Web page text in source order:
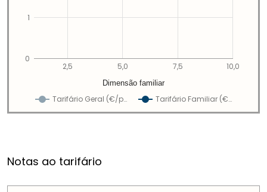
Tarifário Geral (€/p… Tarifário Familiar (€…
2,5 5,0 7,5 10,0
0
1
Dimensão familiar
Notas ao tarifário